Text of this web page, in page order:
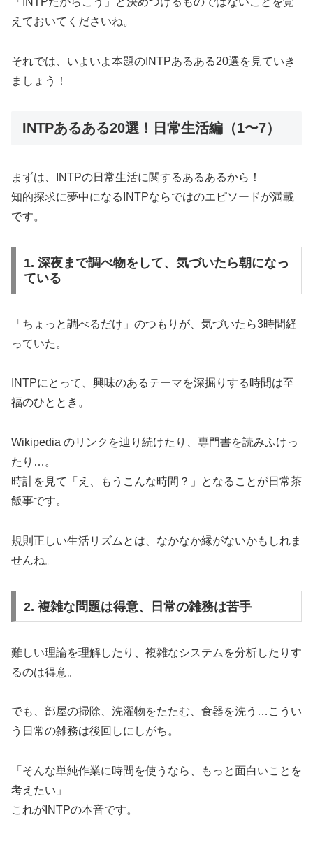
えておいてくださいね。
それでは、いよいよ本題のINTPあるある20選を見ていき
ましょう！
INTPあるある20選！日常生活編（1〜7）
まずは、INTPの日常生活に関するあるあるから！
知的探求に夢中になるINTPならではのエピソードが満載
です。
1. 深夜まで調べ物をして、気づいたら朝になっ
ている
「ちょっと調べるだけ」のつもりが、気づいたら3時間経
っていた。
INTPにとって、興味のあるテーマを深掘りする時間は至
福のひととき。
Wikipedia のリンクを辿り続けたり、専門書を読みふけっ
たり…。
時計を見て「え、もうこんな時間？」となることが日常茶
飯事です。
規則正しい生活リズムとは、なかなか縁がないかもしれま
せんね。
2. 複雑な問題は得意、日常の雑務は苦手
難しい理論を理解したり、複雑なシステムを分析したりす
るのは得意。
でも、部屋の掃除、洗濯物をたたむ、食器を洗う…こうい
う日常の雑務は後回しにしがち。
「そんな単純作業に時間を使うなら、もっと面白いことを
考えたい」
これがINTPの本音です。